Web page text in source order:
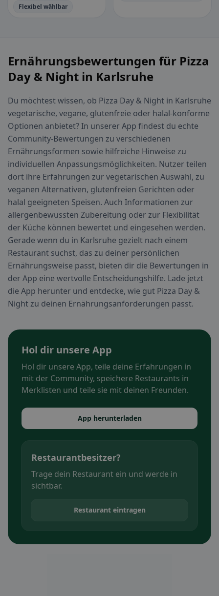
Flexibel wählbar
Ernährungsbewertungen für Pizza
Day & Night in Karlsruhe
Du möchtest wissen, ob Pizza Day & Night in Karlsruhe
vegetarische, vegane, glutenfreie oder halal-konforme
Optionen anbietet? In unserer App findest du echte
Community-Bewertungen zu verschiedenen
Ernährungsformen sowie hilfreiche Hinweise zu
individuellen Anpassungsmöglichkeiten. Nutzer teilen
dort ihre Erfahrungen zur vegetarischen Auswahl, zu
veganen Alternativen, glutenfreien Gerichten oder
halal geeigneten Speisen. Auch Informationen zur
allergenbewussten Zubereitung oder zur Flexibilität
der Küche können bewertet und eingesehen werden.
Gerade wenn du in Karlsruhe gezielt nach einem
Restaurant suchst, das zu deiner persönlichen
Ernährungsweise passt, bieten dir die Bewertungen in
der App eine wertvolle Entscheidungshilfe. Lade jetzt
die App herunter und entdecke, wie gut Pizza Day &
Night zu deinen Ernährungsanforderungen passt.
Hol dir unsere App
Hol dir unsere App, teile deine Erfahrungen in
mit der Community, speichere Restaurants in
Merklisten und teile sie mit deinen Freunden.
App herunterladen
Restaurantbesitzer?
Trage dein Restaurant ein und werde in
sichtbar.
Restaurant eintragen